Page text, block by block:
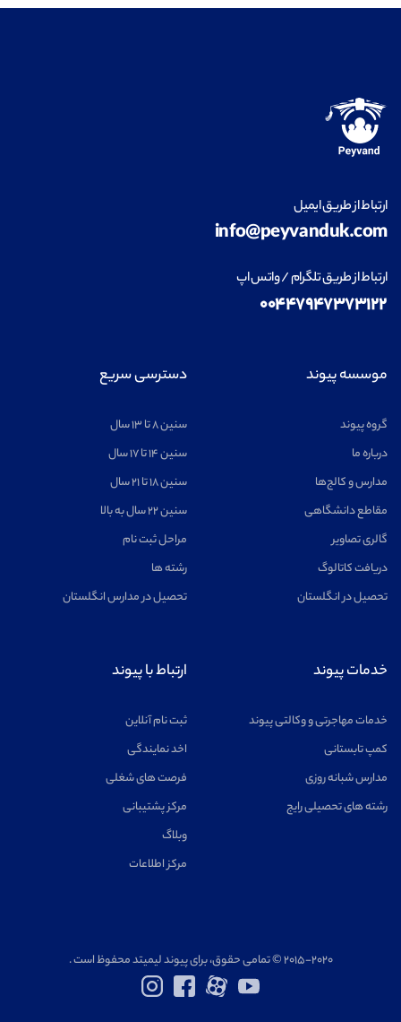
ارتباط از طریق ایمیل
info@peyvanduk.com
ارتباط از طریق تلگرام / واتس اپ
۰۰۴۴۷۹۴۷۳۷۳۱۲۲
موسسه پیوند
گروه پیوند
درباره ما
مدارس و کالج‌ها
مقاطع دانشگاهی
گالری تصاویر
دریافت کاتالوگ
تحصیل در انگلستان
دسترسی سریع
سنین ۸ تا ۱۳ سال
سنین ۱۴ تا ۱۷ سال
سنین ۱۸ تا ۲۱ سال
سنین ۲۲ سال به بالا
مراحل ثبت نام
رشته ها
تحصیل در مدارس انگلستان
خدمات پیوند
خدمات مهاجرتی و وکالتی پیوند
کمپ تابستانی
مدارس شبانه روزی
رشته های تحصیلی رایج
ارتباط با پیوند
ثبت نام آنلاین
اخد نمایندگی
فرصت های شغلی
مرکز پشتیبانی
وبلاگ
مرکز اطلاعات
۲۰۱۵-۲۰۲۰ © تمامی حقوق، برای پیوند لیمیتد محفوظ است .